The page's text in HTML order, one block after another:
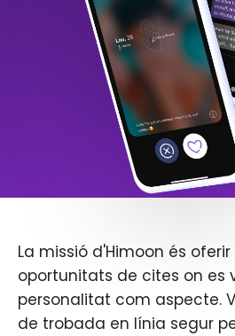
La missió d'Himoon és
oportunitats de cites on es
personalitat com aspecte.
de trobada en línia segur